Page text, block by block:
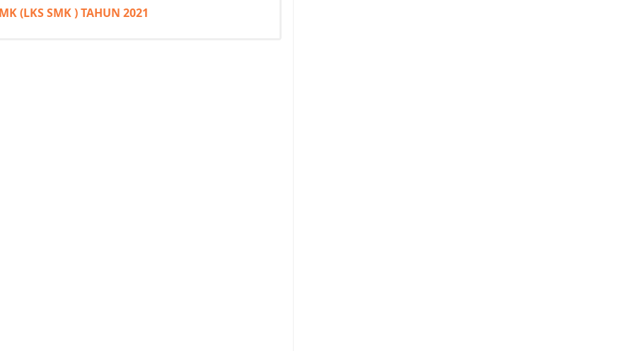
(LKS SMK ) TAHUN 2021